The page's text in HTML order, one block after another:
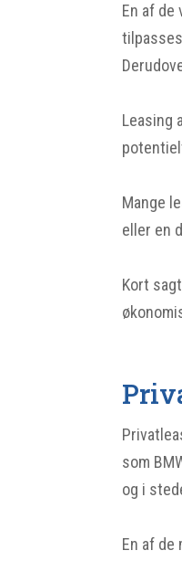
En af
Leasing
Mange
eller en
Kort
som
og i
En af